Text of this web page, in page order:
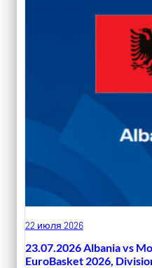
22 июля 2026
23.07.2026 Albania vs
EuroBasket 2026,